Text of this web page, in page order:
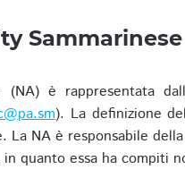
Sammarinese
(NA) è rappresentata
). La definizione
La NA è responsabile
quanto essa ha compiti